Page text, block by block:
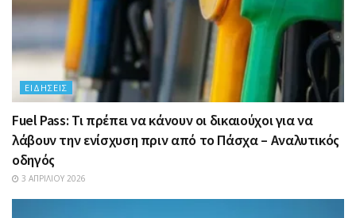
ΕΙΔΉΣΕΙΣ
Fuel Pass: Τι πρέπει να κάνουν οι δικαιούχοι για να
λάβουν την ενίσχυση πριν από το Πάσχα – Αναλυτικός
οδηγός
3 ΑΠΡΙΛΊΟΥ 2026